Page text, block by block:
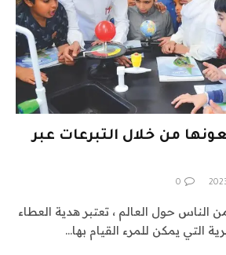
من خلال التبرعات عبر
0
الناس حول العالم ، تعتبر هدية العطاء
التي يمكن للمرء القيام بها…